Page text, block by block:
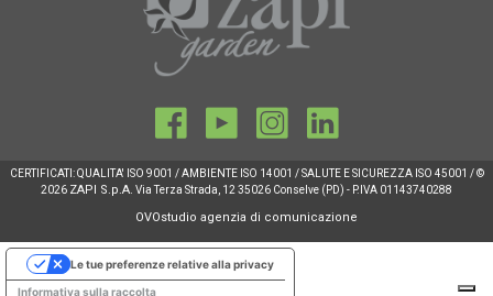
CERTIFICATI: QUALITA' ISO 9001 / AMBIENTE ISO 14001 / SALUTE E SICUREZZA ISO 45001 / ©
2026 ZAPI S.p.A. Via Terza Strada, 12 35026 Conselve (PD) - P.IVA 01143740288
OVOstudio agenzia di comunicazione
Informativa sulla raccolta
Le tue preferenze relative alla privacy